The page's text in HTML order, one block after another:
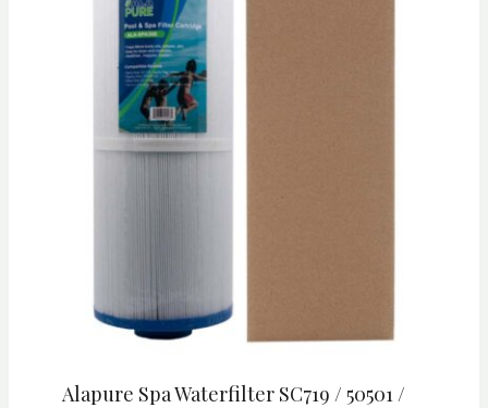
Alapure Spa Waterfilter SC719 / 50501 /